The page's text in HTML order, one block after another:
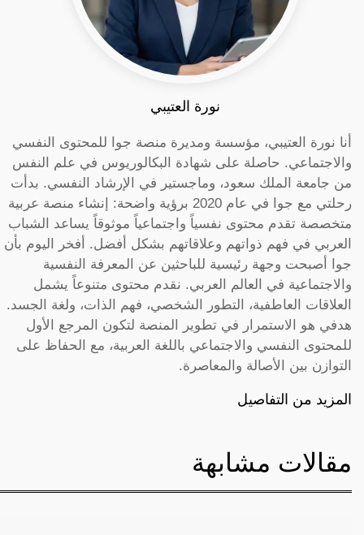
نورة العتيبي
أنا نورة العتيبي، مؤسسة ومديرة منصة جوا للمحتوى النفسي
والاجتماعي. حاصلة على شهادة البكالوريوس في علم النفس
من جامعة الملك سعود، وماجستير في الإرشاد النفسي. بدأت
رحلتي مع جوا في عام 2020 برؤية واضحة: إنشاء منصة عربية
متخصصة تقدم محتوى نفسياً واجتماعياً موثوقاً يساعد الشباب
العربي في فهم ذواتهم وعلاقاتهم بشكل أفضل. أفخر اليوم بأن
جوا أصبحت وجهة رئيسية للباحثين عن المعرفة النفسية
والاجتماعية في العالم العربي. نقدم محتوى متنوعاً يشمل
العلاقات العاطفية، التطور الشخصي، فهم الذات، ولغة الجسد.
هدفي هو الاستمرار في تطوير المنصة لتكون المرجع الأول
للمحتوى النفسي والاجتماعي باللغة العربية، مع الحفاظ على
التوازن بين الأصالة والمعاصرة.
المزيد من التفاصيل
مقالات مشابهة